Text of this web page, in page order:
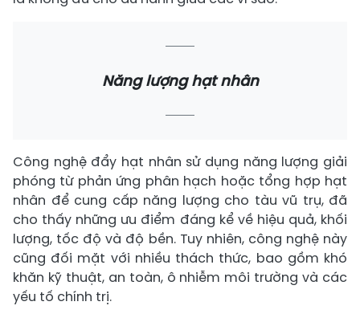
Năng lượng hạt nhân
Công nghệ đẩy hạt nhân sử dụng năng lượng giải
phóng từ phản ứng phân hạch hoặc tổng hợp hạt
nhân để cung cấp năng lượng cho tàu vũ trụ, đã
cho thấy những ưu điểm đáng kể về hiệu quả, khối
lượng, tốc độ và độ bền. Tuy nhiên, công nghệ này
cũng đối mặt với nhiều thách thức, bao gồm khó
khăn kỹ thuật, an toàn, ô nhiễm môi trường và các
yếu tố chính trị.